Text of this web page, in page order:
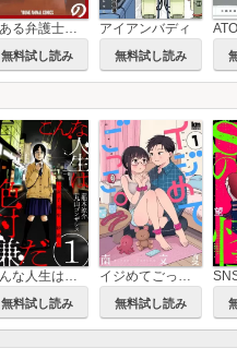
無料試し読み
アイアンバディ
無料試し読み
無料試し読み 無料試し読み